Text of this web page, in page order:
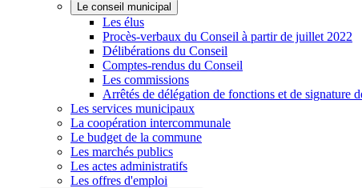
Le conseil municipal
Les élus
Procès-verbaux du Conseil à partir de juillet 2022
Délibérations du Conseil
Comptes-rendus du Conseil
Les commissions
Arrêtés de délégation de fonctions et de signature
Les services municipaux
La coopération intercommunale
Le budget de la commune
Les marchés publics
Les actes administratifs
Les offres d'emploi